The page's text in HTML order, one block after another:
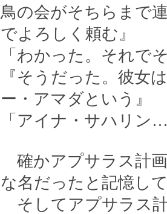
鳥の会がそちらまで
でよろしく頼む』
「わかった。それで
『そうだった。彼女
ー・アマダという』
「アイナ・サハリ
確かアプサラス計
な名だったと記憶し
そしてアプサラス